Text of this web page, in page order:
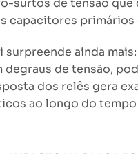
surtos de tensão que
capacitores primários
surpreende ainda
de tensão,
dos relês gera
ao longo do